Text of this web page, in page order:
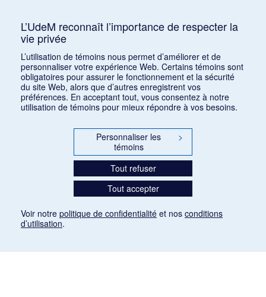
L’UdeM reconnaît l’importance de respecter la
vie privée
L’utilisation de témoins nous permet d’améliorer et de
personnaliser votre expérience Web. Certains témoins sont
obligatoires pour assurer le fonctionnement et la sécurité
du site Web, alors que d’autres enregistrent vos
préférences. En acceptant tout, vous consentez à notre
utilisation de témoins pour mieux répondre à vos besoins.
Personnaliser les
témoins
>
Tout refuser
Tout accepter
Voir notre politique de confidentialité et nos conditions
d’utilisation.